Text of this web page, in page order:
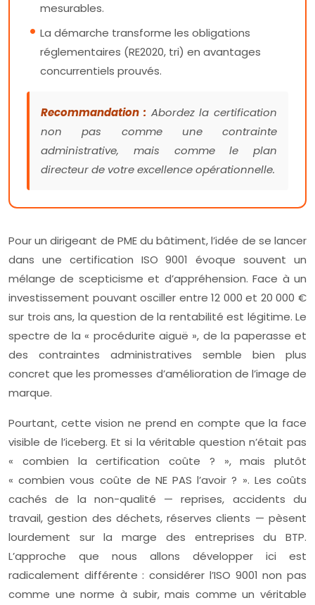
mesurables.
La démarche transforme les obligations
réglementaires (RE2020, tri) en avantages
concurrentiels prouvés.
Recommandation : Abordez la certification
non pas comme une contrainte
administrative, mais comme le plan
directeur de votre excellence opérationnelle.
Pour un dirigeant de PME du bâtiment, l’idée de se lancer
dans une certification ISO 9001 évoque souvent un
mélange de scepticisme et d’appréhension. Face à un
investissement pouvant osciller entre 12 000 et 20 000 €
sur trois ans, la question de la rentabilité est légitime. Le
spectre de la « procédurite aiguë », de la paperasse et
des contraintes administratives semble bien plus
concret que les promesses d’amélioration de l’image de
marque.
Pourtant, cette vision ne prend en compte que la face
visible de l’iceberg. Et si la véritable question n’était pas
« combien la certification coûte ? », mais plutôt
« combien vous coûte de NE PAS l’avoir ? ». Les coûts
cachés de la non-qualité — reprises, accidents du
travail, gestion des déchets, réserves clients — pèsent
lourdement sur la marge des entreprises du BTP.
L’approche que nous allons développer ici est
radicalement différente : considérer l’ISO 9001 non pas
comme une norme à subir, mais comme un véritable